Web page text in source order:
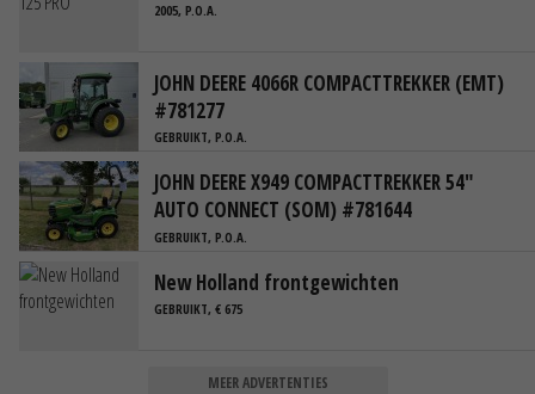
2005, P.O.A.
JOHN DEERE 4066R COMPACTTREKKER (EMT)
#781277
GEBRUIKT, P.O.A.
JOHN DEERE X949 COMPACTTREKKER 54"
AUTO CONNECT (SOM) #781644
GEBRUIKT, P.O.A.
New Holland frontgewichten
GEBRUIKT, € 675
MEER ADVERTENTIES